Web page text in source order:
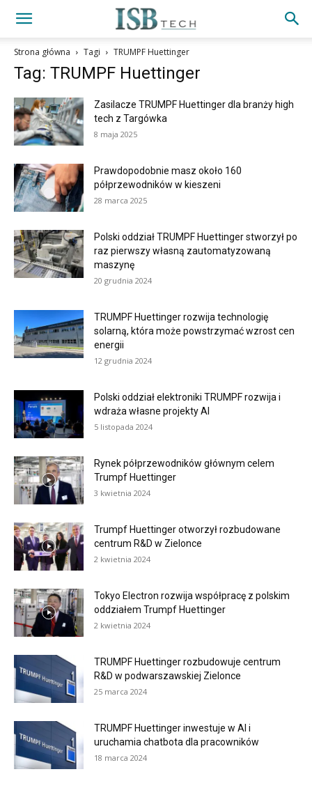
Strona główna Tagi TRUMPF Huettinger
Tag: TRUMPF Huettinger
Zasilacze TRUMPF Huettinger dla branży high
tech z Targówka
8 maja 2025
Prawdopodobnie masz około 160
półprzewodników w kieszeni
28 marca 2025
Polski oddział TRUMPF Huettinger stworzył po
raz pierwszy własną zautomatyzowaną
maszynę
20 grudnia 2024
TRUMPF Huettinger rozwija technologię
solarną, która może powstrzymać wzrost cen
energii
12 grudnia 2024
Polski oddział elektroniki TRUMPF rozwija i
wdraża własne projekty AI
5 listopada 2024
Rynek półprzewodników głównym celem
Trumpf Huettinger
3 kwietnia 2024
Trumpf Huettinger otworzył rozbudowane
centrum R&D w Zielonce
2 kwietnia 2024
Tokyo Electron rozwija współpracę z polskim
oddziałem Trumpf Huettinger
2 kwietnia 2024
TRUMPF Huettinger rozbudowuje centrum
R&D w podwarszawskiej Zielonce
25 marca 2024
TRUMPF Huettinger inwestuje w AI i
uruchamia chatbota dla pracowników
18 marca 2024